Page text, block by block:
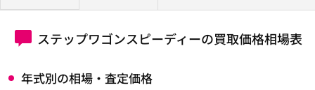
ステップワゴンスピーディーの買取価格相場表
年式別の相場・査定価格